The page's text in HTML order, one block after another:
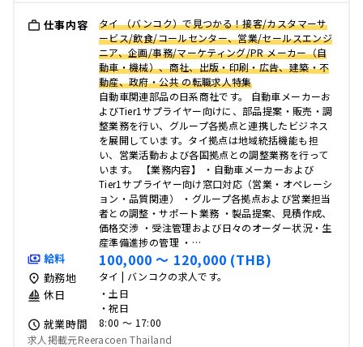
仕事内容
タイ （バンコク）で見つかる！接客/カスタマーサ
ービス/飲食/コールセンター、営業/セールスエンジ
ニア、企画/事務/マーケティング/PR メーカー（自
動車・機械）、商社、出版・印刷・広告、建築・不
動産、政府・公共 の転職求人特集
自動車関連部品の日系商社です。 自動車メーカーお
よびTier1サプライヤー向けに、部品提案・販売・調
整業務を行い、グループ各拠点と連携したビジネス
を展開しています。タイ拠点は地域統括機能も担
い、営業活動および各国拠点との調整業務を行って
います。 【業務内容】 ・自動車メーカーおよび
Tier1サプライヤー向け窓口対応（営業・オペレーシ
ョン・品質関連） ・グループ各拠点および営業担当
者との調整・サポート業務 ・製品提案、見積作成、
価格交渉 ・受注管理および日々のオーダー状況・生
産準備進捗の管理 ・…
給料 100,000 〜 120,000 (THB)
勤務地 タイ | バンコクの求人です。
休日
・土日
・祝日
就業時間
8:00 〜 17:00
求人掲載元Reeracoen Thailand